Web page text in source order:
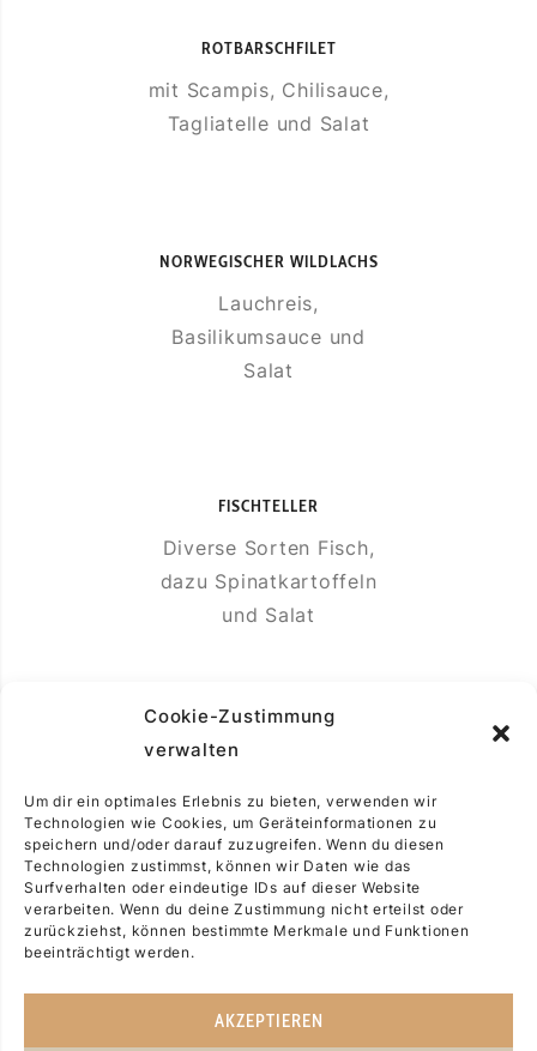
Cookie-Zustimmung
verwalten
Um dir ein optimales Erlebnis zu bieten, verwenden wir
Technologien wie Cookies, um Geräteinformationen zu
speichern und/oder darauf zuzugreifen. Wenn du diesen
Technologien zustimmst, können wir Daten wie das
Surfverhalten oder eindeutige IDs auf dieser Website
verarbeiten. Wenn du deine Zustimmung nicht erteilst oder
zurückziehst, können bestimmte Merkmale und Funktionen
beeinträchtigt werden.
AKZEPTIEREN
ROTBARSCHFILET
mit Scampis, Chilisauce,
Tagliatelle und Salat
NORWEGISCHER WILDLACHS
Lauchreis,
Basilikumsauce und
Salat
FISCHTELLER
Diverse Sorten Fisch,
dazu Spinatkartoffeln
und Salat
DORADENFILET
mit Sauce Provencale,
dazu Tagliatelle und
Salat